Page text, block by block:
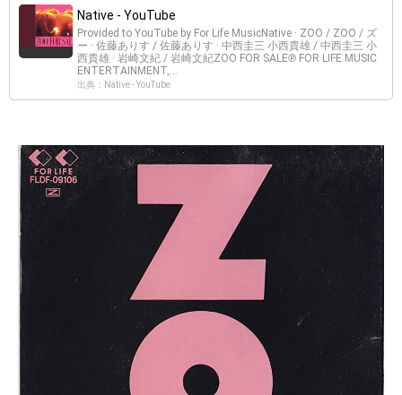
Native - YouTube
Provided to YouTube by For Life MusicNative · ZOO / ZOO / ズ
ー · 佐藤ありす / 佐藤ありす · 中西圭三 小西貴雄 / 中西圭三 小
西貴雄 · 岩崎文紀 / 岩崎文紀ZOO FOR SALE℗ FOR LIFE MUSIC
ENTERTAINMENT,...
出典：Native - YouTube